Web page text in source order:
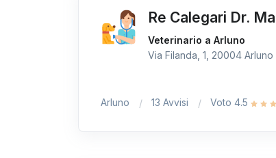
Re Calegari Dr.
Veterinario a Arluno
Via Filanda, 1, 20004 Arluno
Arluno 13 Avvisi Voto 4.5